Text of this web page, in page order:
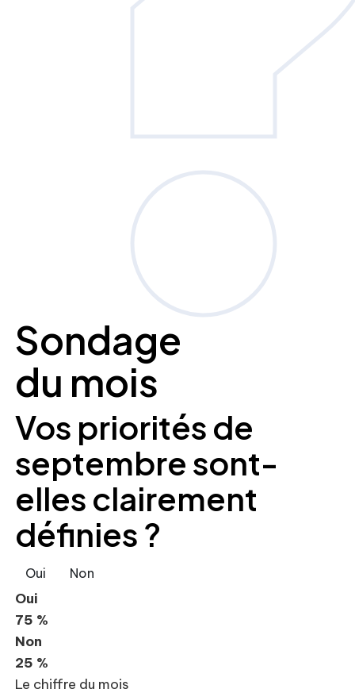
Sondage
du mois
Vos priorités de
septembre sont-
elles clairement
définies ?
Oui Non
Oui
75 %
Non
25 %
Le chiffre du mois